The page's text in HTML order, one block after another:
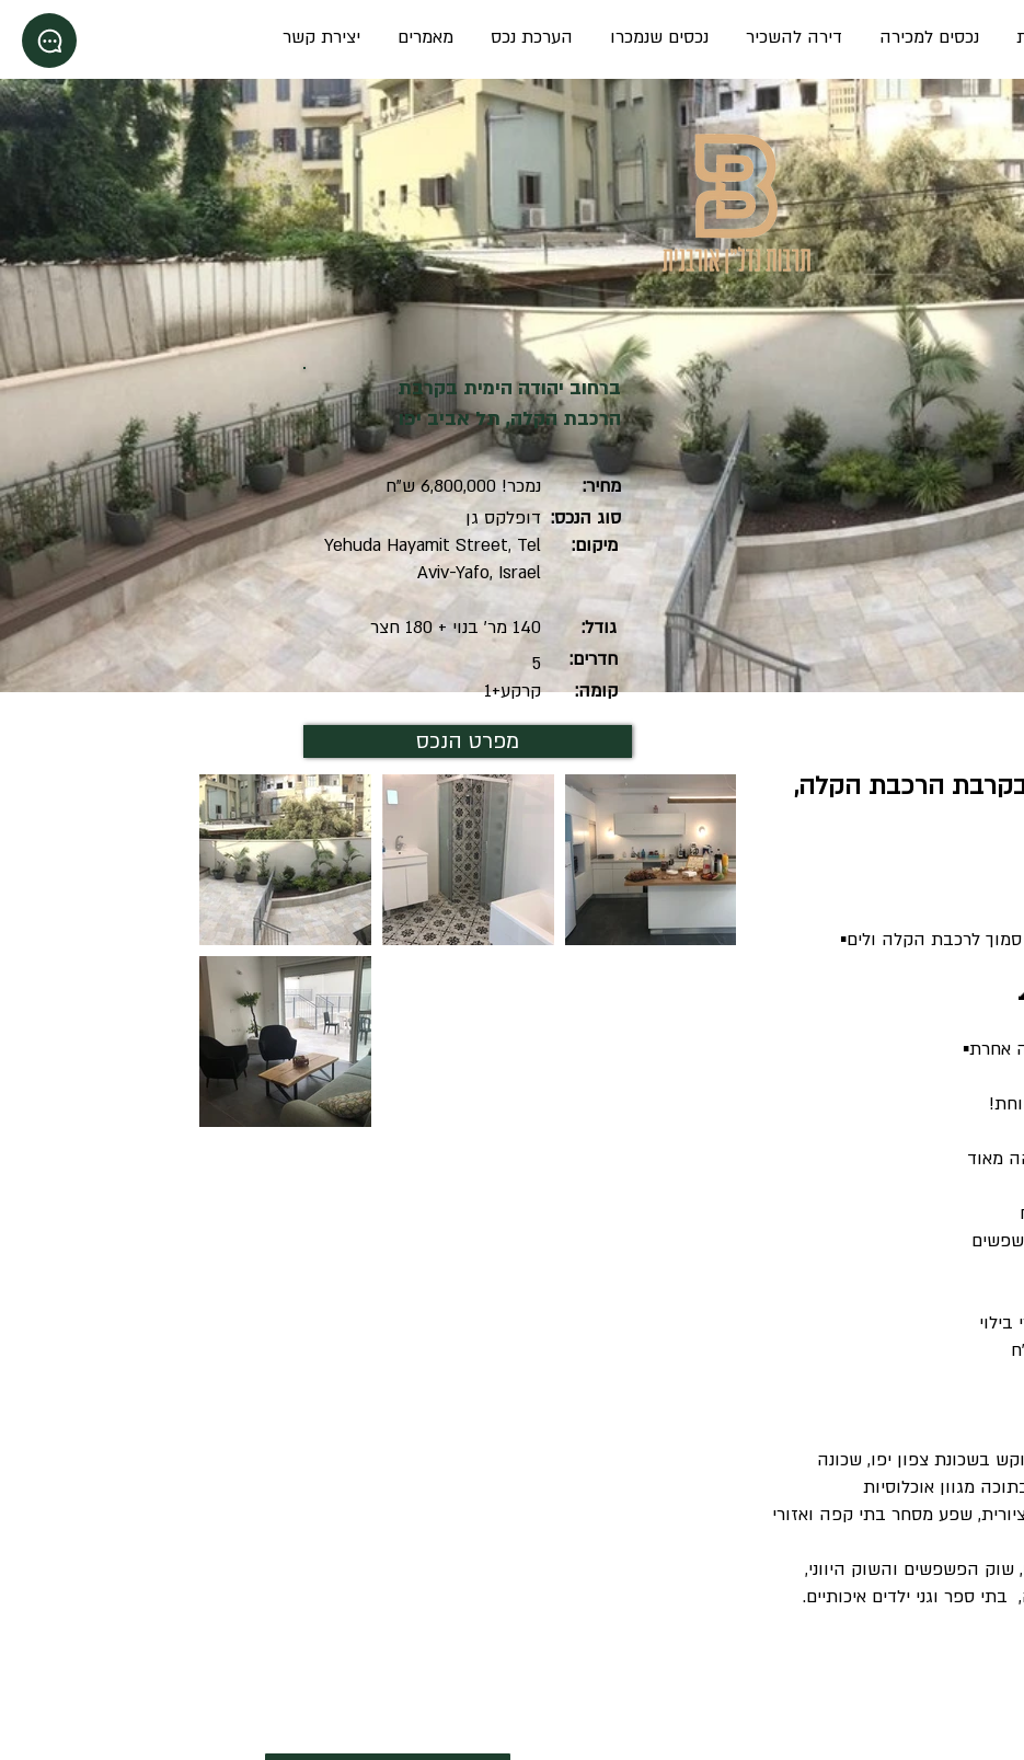
נכסים למכירה דירה להשכיר נכסים שנמכרו הערכת נכס מאמרים יצירת קשר
ברחוב יהודה הימית בקרבת
הרכבת הקלה, תל אביב יפו
נמכר! 6,800,000 ש"ח
מחיר:
דופלקס גן סוג הנכס:
מיקום:
Yehuda Hayamit Street, Tel
Aviv-Yafo, Israel
140 מר' בנוי + 180 חצר
גודל:
5
חדרים:
קרקע+1
קומה:
מפרט הנכס
בקרבת הרכבת הקלה,
לרכבת הקלה ולים▪
אחרת▪
מאוד
בשכונת צפון יפו, שכונה
מגוון אוכלוסיות
שפע מסחר בתי קפה ואזורי
הפשפשים והשוק היווני,
ספר וגני ילדים איכותיים.